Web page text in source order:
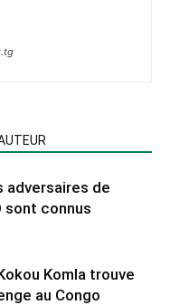
adversaires de
sont connus
Komla trouve
au Congo